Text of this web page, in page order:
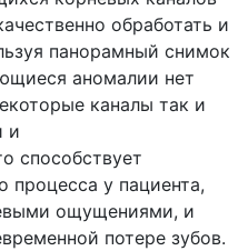
обработать и
панорамный снимок
аномалии нет
каналы так и
и
способствует
процесса у пациента,
ощущениями, и
потере зубов.